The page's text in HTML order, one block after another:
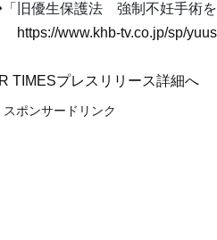
旧優生保護法 強制不妊手術を
https://www.khb-tv.co.jp/sp/
TIMESプレスリリース詳細へ
スポンサードリンク